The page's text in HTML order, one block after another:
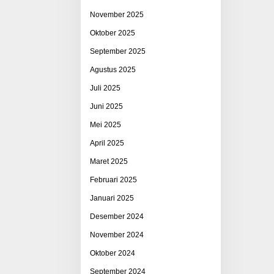
November 2025
Oktober 2025
September 2025
Agustus 2025
Juli 2025
Juni 2025
Mei 2025
April 2025
Maret 2025
Februari 2025
Januari 2025
Desember 2024
November 2024
Oktober 2024
September 2024